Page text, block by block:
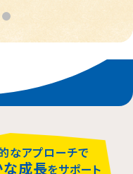
なアプローチで
成長をサポート